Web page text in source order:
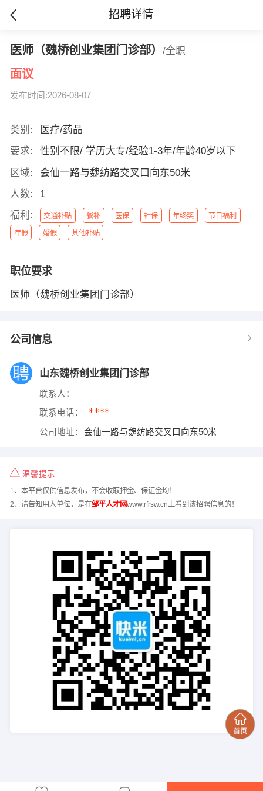
招聘详情
医师（魏桥创业集团门诊部） /全职
面议
发布时间:2026-08-07
类别:
医疗/药品
要求:
性别不限/ 学历大专/经验1-3年/年龄40岁以下
区域:
会仙一路与魏纺路交叉口向东50米
人数:
1
福利:
交通补贴 餐补 医保 社保 年终奖 节日福利
年假 婚假 其他补贴
职位要求
医师（魏桥创业集团门诊部）
公司信息
山东魏桥创业集团门诊部
联系人：
联系电话： ****
公司地址： 会仙一路与魏纺路交叉口向东50米
温馨提示
1、本平台仅供信息发布，不会收取押金、保证金均！
2、请告知用人单位，是在邹平人才网www.rfrsw.cn上看到该招聘信息的！